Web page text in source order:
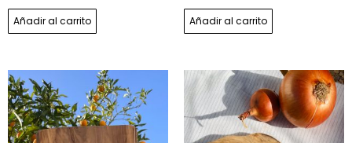
Añadir al carrito Añadir al carrito